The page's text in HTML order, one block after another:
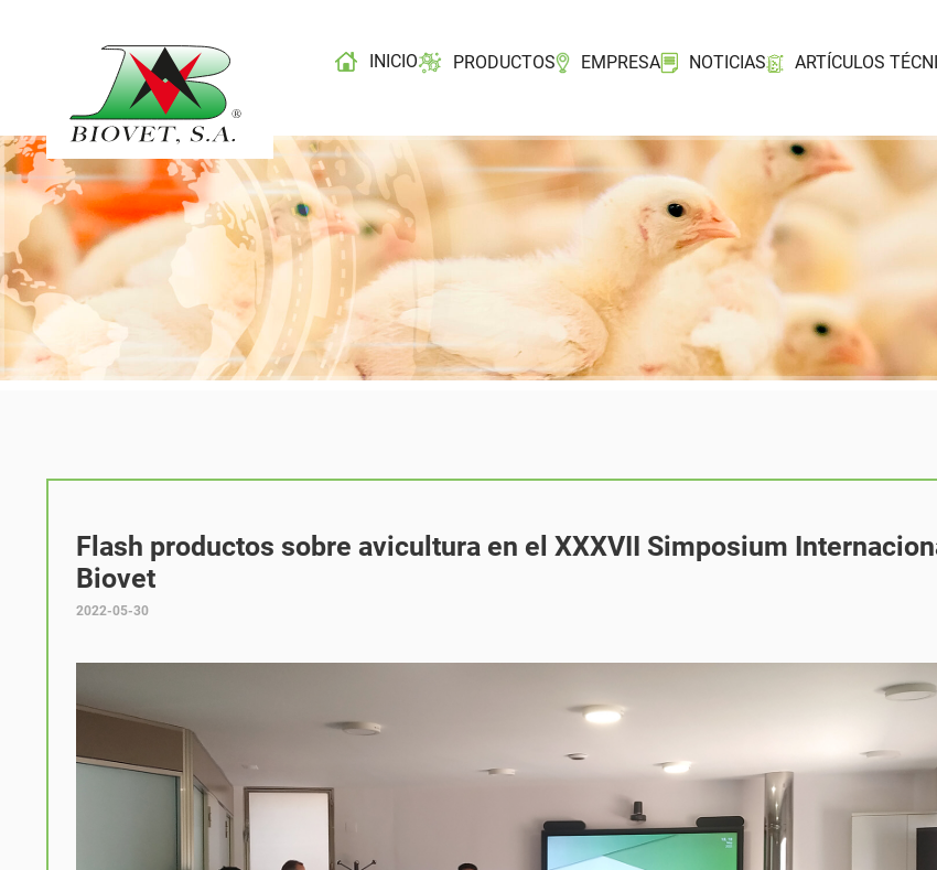
INICIO PRODUCTOS EMPRESA NOTICIAS ARTÍCULOS
Flash productos sobre avicultura en el XXXVII Simposium
Biovet
2022-05-30